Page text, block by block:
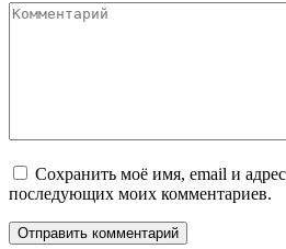
Комментарий
Сохранить моё имя, email и
последующих моих комментариев.